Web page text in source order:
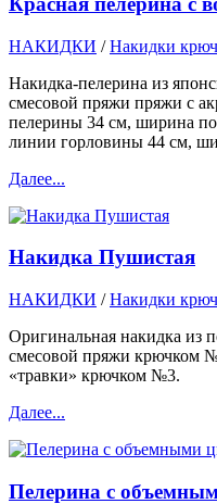
НАКИДКИ /Накидки
Накидка-пелерина из
смесовой пряжи пряжи с
пелерины 34 см, ширина
линии горловины 44 см,
Далее...
Накидка Пушистая
НАКИДКИ /Накидки
Оригинальная накидка из
смесовой пряжи крючком
«травки» крючком №3.
Далее...
Пелерина с